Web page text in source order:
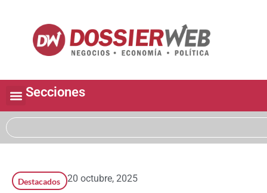
Secciones
Destacados 20 octubre, 2025